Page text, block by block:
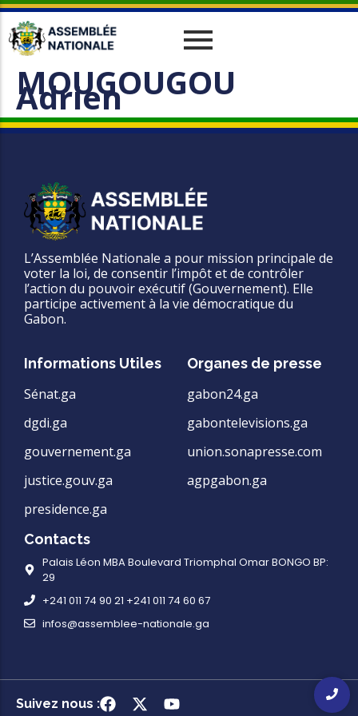
Historique
Missions
Organes
Vos Députés
Travaux
parlementaires
Relations Interparlementaires
Actualités
Evènements
Phototèque
MOUGOUGOU
Adrien
L’Assemblée Nationale a pour mission principale de
voter la loi, de consentir l’impôt et de contrôler
l’action du pouvoir exécutif (Gouvernement). Elle
participe activement à la vie démocratique du
Gabon.
Informations Utiles
Sénat.ga
dgdi.ga
gouvernement.ga
justice.gouv.ga
presidence.ga
Organes de presse
gabon24.ga
gabontelevisions.ga
union.sonapresse.com
agpgabon.ga
Contacts
Palais Léon MBA Boulevard Triomphal Omar BONGO BP:
29
+241 011 74 90 21 +241 011 74 60 67
infos@assemblee-nationale.ga
Suivez nous :